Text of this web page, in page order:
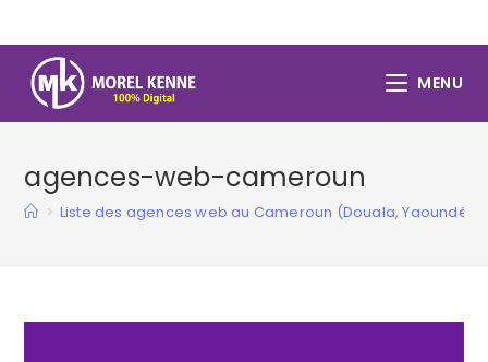
content
MENU
agences-web-cameroun
> Liste des agences web au Cameroun (Douala, Yaoundé…)